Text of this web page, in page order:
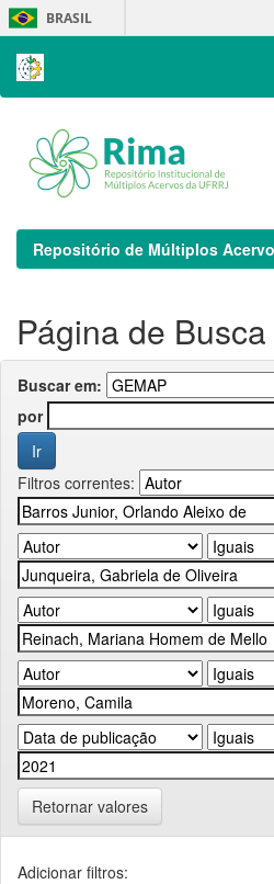
Skip
navigation
BRASIL
Repositório de Múltiplos
Página de Busca
Buscar em:
por
Filtros correntes:
Retornar valores
Adicionar filtros: